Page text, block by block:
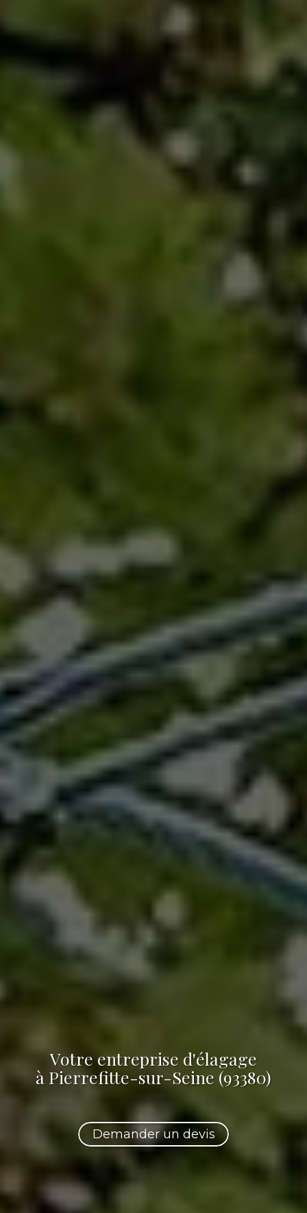
Votre entreprise d'élagage
à Pierrefitte-sur-Seine (93380)
Demander un devis